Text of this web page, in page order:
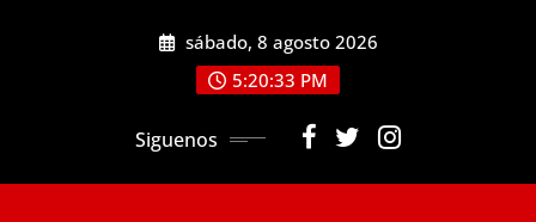
sábado, 8 agosto 2026
5:20:35 PM
Siguenos